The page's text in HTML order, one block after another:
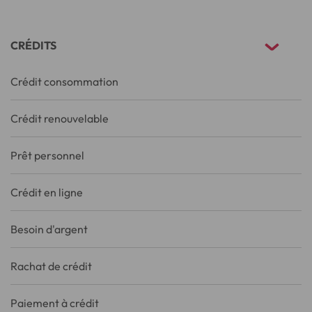
CRÉDITS
Crédit consommation
Crédit renouvelable
Prêt personnel
Crédit en ligne
Besoin d'argent
Rachat de crédit
Paiement à crédit